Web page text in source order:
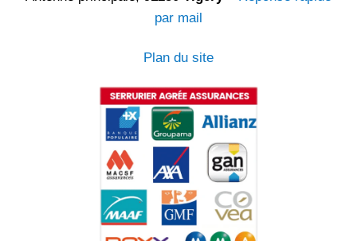
par mail
Plan du site